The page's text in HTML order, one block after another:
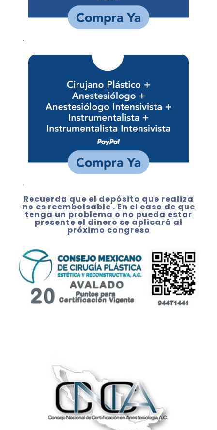
Recuerda que el depósito que realiza
no es reembolsable . En el caso de que
tenga un problema o no pueda estar
presente el dinero se aplicará al
próximo congreso